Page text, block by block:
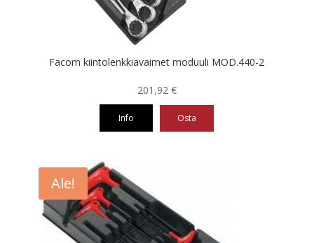
Facom kiintolenkkiavaimet moduuli MOD.440-2
201,92 €
Info Osta
Ale!